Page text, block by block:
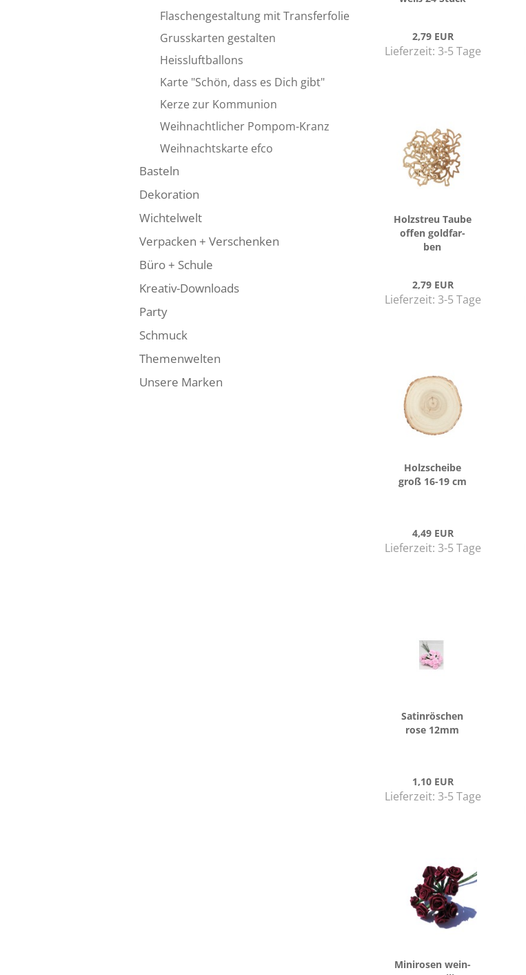
2,79 EUR
Lieferzeit: 3-5 Tage
Holz­streu Taube
offen gold­far­
ben
2,79 EUR
Lieferzeit: 3-5 Tage
Holz­schei­be
groß 16-19 cm
4,49 EUR
Lieferzeit: 3-5 Tage
Sa­tin­rös­chen
rose 12mm
1,10 EUR
Lieferzeit: 3-5 Tage
Mi­ni­ro­sen wein­
Flaschengestaltung mit Transferfolie
Grusskarten gestalten
Heissluftballons
Karte "Schön, dass es Dich gibt"
Kerze zur Kommunion
Weihnachtlicher Pompom-Kranz
Weihnachtskarte efco
Basteln
Dekoration
Wichtelwelt
Verpacken + Verschenken
Büro + Schule
Kreativ-Downloads
Party
Schmuck
Themenwelten
Unsere Marken